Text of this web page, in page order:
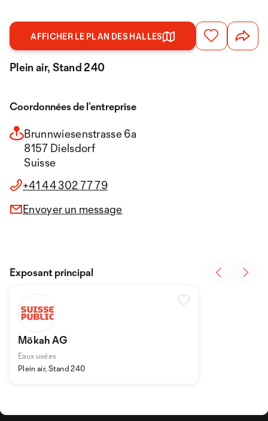
AFFICHER LE PLAN DES HALLES
Plein air, Stand 240
Coordonnées de l’entreprise
Brunnwiesenstrasse 6a
8157 Dielsdorf
Suisse
+41 44 302 77 79
Envoyer un message
Mökah AG
Eaux usées
Plein air, Stand 240
Exposant principal